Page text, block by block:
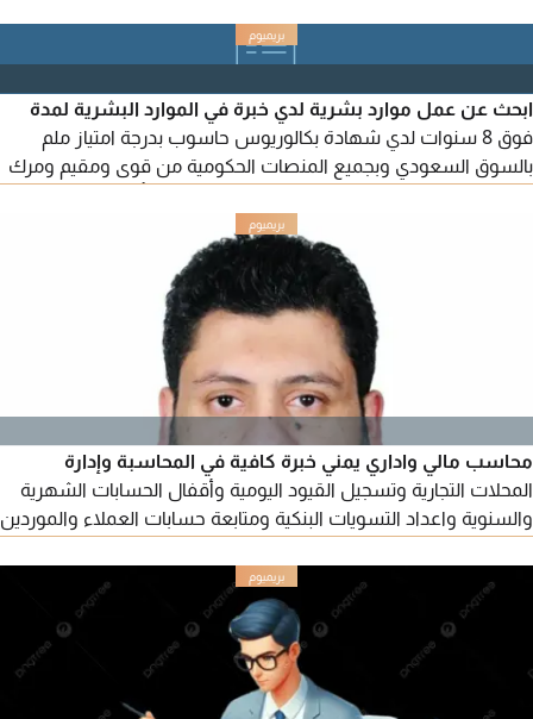
والتسويق الرقمي، واعداد التقارير وتحليل البيانات. أجيد الانجليزية،
وإدارة الوقت والعمل ضمن فريق، مع مهارات تواصل قوية وحل
المشكلات. إقامة قابلة للنقل، متاح للعمل فورا
ابحث عن عمل موارد بشرية لدي خبرة في الموارد البشرية لمدة
فوق 8 سنوات لدي شهادة بكالوريوس حاسوب بدرجة امتياز ملم
بالسوق السعودي وبجميع المنصات الحكومية من قوى ومقيم ومرك
على تنظيم بيئة عمل تليق بكم عملت لدي الكثير من الشركات بشتى
محاسب مالي واداري يمني خبرة كافية في المحاسبة وإدارة
المحلات التجارية وتسجيل القيود اليومية وأقفال الحسابات الشهرية
والسنوية واعداد التسويات البنكية ومتابعة حسابات العملاء والموردين
والجرد الشهري والسنوي ومتابعة المخزون يجيد استخدام البرامج
المحاسبية بخبرة كافية (يمن سوفت - الأونكس برو - سما سوفت -
المتكامل) جاهز لمباشرة العمل